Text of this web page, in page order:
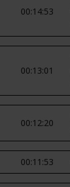
00:14:53
00:13:01
00:12:20
00:11:53